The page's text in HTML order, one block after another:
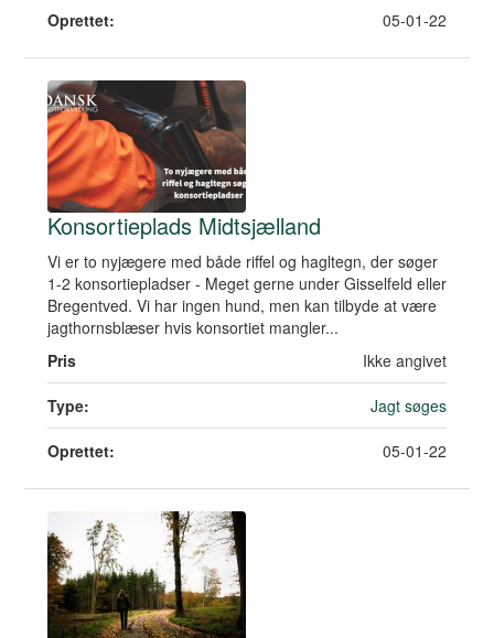
Oprettet: 05-01-22
Konsortieplads Midtsjælland
Vi er to nyjægere med både riffel og hagltegn, der søger
1-2 konsortiepladser - Meget gerne under Gisselfeld eller
Bregentved. Vi har ingen hund, men kan tilbyde at være
jagthornsblæser hvis konsortiet mangler...
Pris
Ikke angivet
Type: Jagt søges
Oprettet: 05-01-22